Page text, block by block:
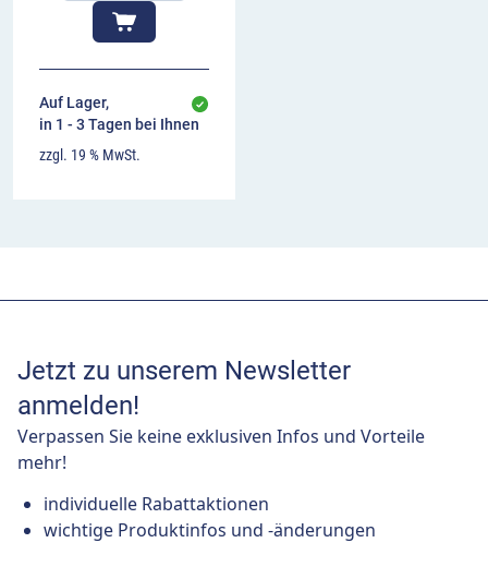
Auf Lager,
in 1 - 3 Tagen bei Ihnen
zzgl. 19 % MwSt.
Jetzt zu unserem Newsletter
anmelden!
Verpassen Sie keine exklusiven Infos und Vorteile
mehr!
individuelle Rabattaktionen
wichtige Produktinfos und -änderungen